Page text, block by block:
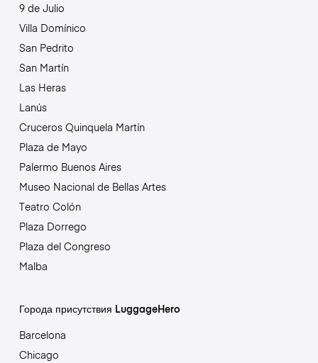
9 de Julio
Villa Domínico
San Pedrito
San Martín
Las Heras
Lanús
Cruceros Quinquela Martín
Plaza de Mayo
Palermo Buenos Aires
Museo Nacional de Bellas Artes
Teatro Colón
Plaza Dorrego
Plaza del Congreso
Malba
Города присутствия LuggageHero
Barcelona
Chicago